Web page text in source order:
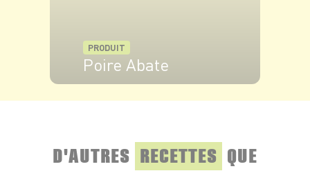
PRODUIT
Poire Abate
D'AUTRES RECETTES QUE